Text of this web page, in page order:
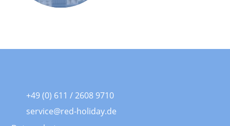
+49 (0) 611 / 2608 9710
service@red-holiday.de